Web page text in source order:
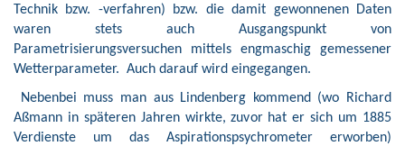
Technik bzw. -verfahren) bzw. die damit gewonnenen Daten
waren stets auch Ausgangspunkt von
Parametrisierungsversuchen mittels engmaschig gemessener
Wetterparameter. Auch darauf wird eingegangen.
Nebenbei muss man aus Lindenberg kommend (wo Richard
Aßmann in späteren Jahren wirkte, zuvor hat er sich um 1885
Verdienste um das Aspirationspsychrometer erworben)